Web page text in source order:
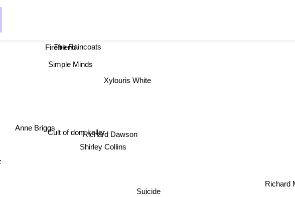
Suicide
Richard
Richard Dawson
Shirley Collins
Cult of dom keller
Anne Briggs
Xylouris White
The Raincoats
Simple Minds
Firefriend